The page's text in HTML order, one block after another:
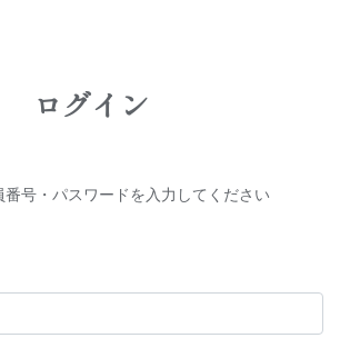
ログイン
番号・パスワードを入力してください